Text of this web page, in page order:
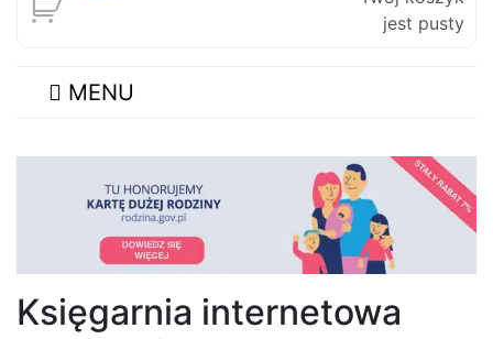
jest pusty
MENU
Księgarnia internetowa